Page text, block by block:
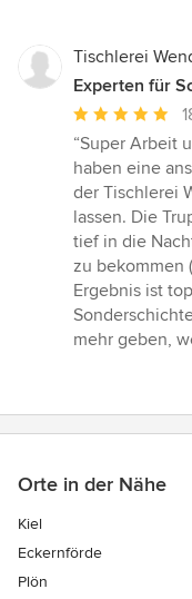
Tischlerei
Experten für
Bewertung:
5
von
5
Sternen
“Super Arbeit
haben eine
der Tischlerei
lassen. Die
tief in die
zu bekommen
Ergebnis ist
mehr geben,
Orte in der Nähe
Kiel
Eckernförde
Plön